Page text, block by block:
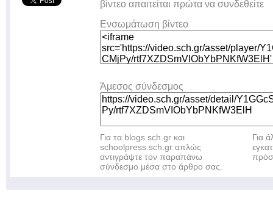
βίντεο απαιτείται πρώτα να συνδεθείτε
Ενσωμάτωση βίντεο
Άμεσος σύνδεσμος
Για τα blogs.sch.gr και
schoolpress.sch.gr απλώς
αντιγράψτε τον παραπάνω
σύνδεσμο μέσα στο άρθρο σας.
Για